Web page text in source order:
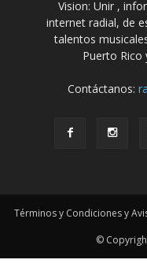
Vision: Unir ,
internet radial, de
talentos
Puerto Rico
Contáctanos:
Términos y Condiciones y
©